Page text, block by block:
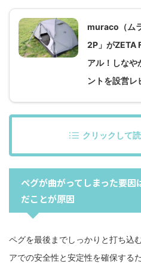
muraco（ム
2P」がZETA
アル！しなや
ントを設営レ
クリックして
ペグが曲がってしまった要
だことが原因
ペグを最後までしっかりと打ち込
アでの安全性と安定性を確保する